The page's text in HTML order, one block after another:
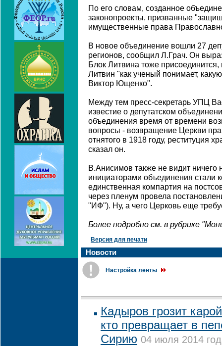
По его словам, созданное
законопроекты, призванные
имущественные права
В новое объединение вошли 27
регионов, сообщил Л.Грач. Он
Блок Литвина тоже
Литвин "как ученый понимает,
Виктор Ющенко".
Между тем пресс-секретарь УПЦ
известие о депутатском
объединения время от времени
вопросы - возвращение Церкви
отнятого в 1918 году, реституция
сказал он.
В.Анисимов также не видит ничего
инициаторами объединения стали
единственная компартия на
через пленум провела
"ИФ"). Ну, а чего Церковь еще
Более подробно см. в рубрике
Версия для печати
Новости
Настройка ленты
Кадыров грозит
кто превращает в
Сирию 04 июля 2014